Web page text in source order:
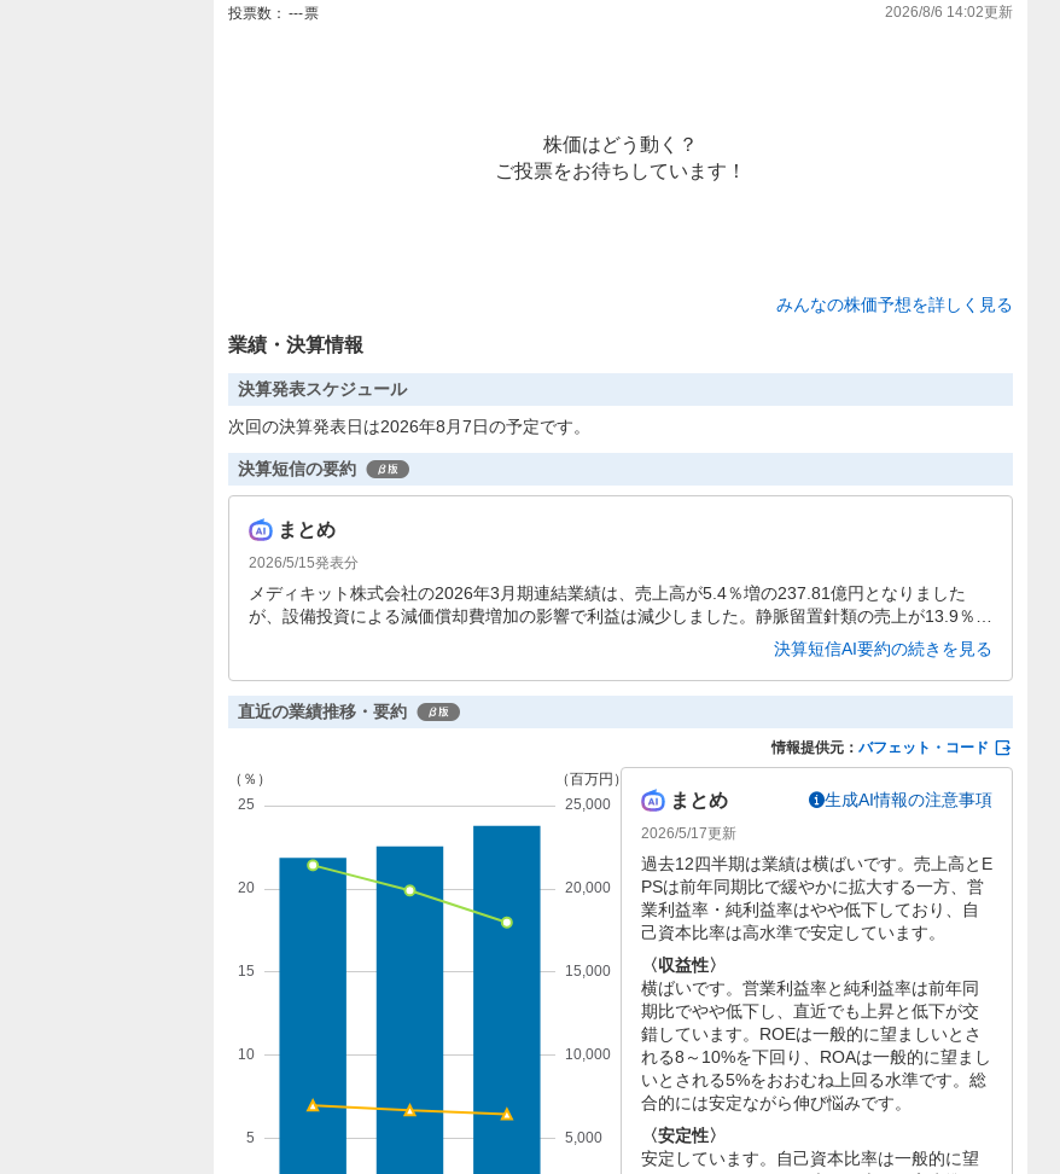
投票数： ---票 2026/8/6 14:02更新
株価はどう動く？
ご投票をお待ちしています！
みんなの株価予想を詳しく見る
業績・決算情報
決算発表スケジュール
次回の決算発表日は2026年8月7日の予定です。
決算短信の要約
まとめ
2026/5/15発表分
メディキット株式会社の2026年3月期連結業績は、売上高が5.4％増の237.81億円となりました
が、設備投資による減価償却費増加の影響で利益は減少しました。静脈留置針類の売上が13.9％増
と好調でした。次期は売上高8.5％増の258億円を見込んでいますが、利益面では微増または減少
決算短信AI要約の続きを見る
直近の業績推移・要約
情報提供元： バフェット・コード
まとめ 生成AI情報の注意事項
2026/5/17更新
過去12四半期は業績は横ばいです。売上高とE
PSは前年同期比で緩やかに拡大する一方、営
業利益率・純利益率はやや低下しており、自
己資本比率は高水準で安定しています。
〈収益性〉
横ばいです。営業利益率と純利益率は前年同
期比でやや低下し、直近でも上昇と低下が交
錯しています。ROEは一般的に望ましいとさ
れる8～10%を下回り、ROAは一般的に望まし
いとされる5%をおおむね上回る水準です。総
合的には安定ながら伸び悩みです。
〈安定性〉
安定しています。自己資本比率は一般的に望